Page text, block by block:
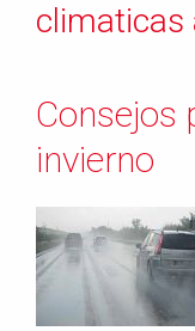
climaticas
Consejos
invierno